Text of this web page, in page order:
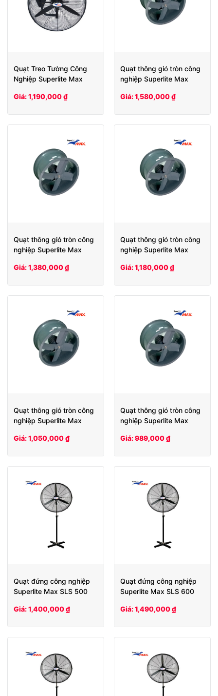
Quạt Treo Tường Công
Nghiệp Superlite Max
Giá: 1,190,000 ₫
Quạt thông gió tròn công
nghiệp Superlite Max
Giá: 1,580,000 ₫
Quạt thông gió tròn công
nghiệp Superlite Max
Giá: 1,380,000 ₫
Quạt thông gió tròn công
nghiệp Superlite Max
Giá: 1,180,000 ₫
Quạt thông gió tròn công
nghiệp Superlite Max
Giá: 1,050,000 ₫
Quạt thông gió tròn công
nghiệp Superlite Max
Giá: 989,000 ₫
Quạt đứng công nghiệp
Superlite Max SLS 500
Giá: 1,400,000 ₫
Quạt đứng công nghiệp
Superlite Max SLS 600
Giá: 1,490,000 ₫